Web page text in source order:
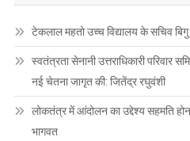
टेकलाल महतो उच्च विद्यालय के सचिव
स्वतंत्रता सेनानी उत्तराधिकारी परिवार
नई चेतना जागृत की: जितेंद्र रघुवंशी
लोकतंत्र में आंदोलन का उद्देश्य सहमति
भागवत